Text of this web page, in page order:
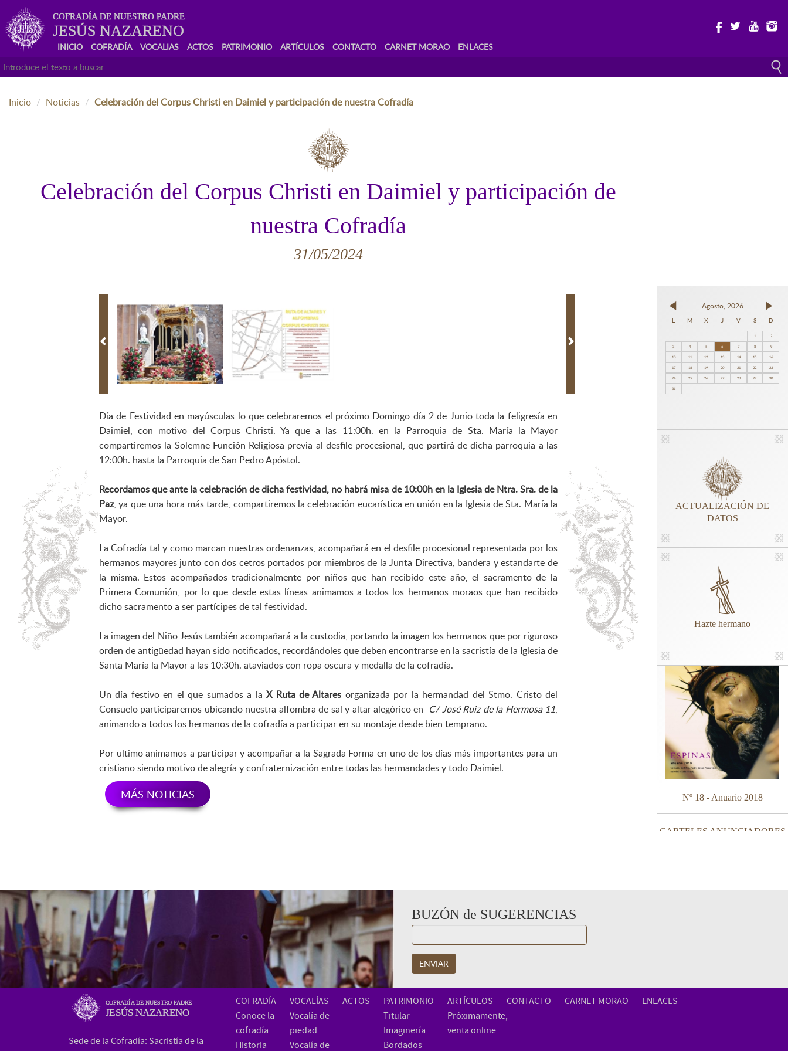
COFRADÍA DE NUESTRO PADRE
JESÚS NAZARENO
INICIO COFRADÍA VOCALIAS ACTOS PATRIMONIO ARTÍCULOS CONTACTO CARNET MORAO ENLACES
Inicio Noticias Celebración del Corpus Christi en Daimiel y participación de nuestra Cofradía
Celebración del Corpus Christi en Daimiel y participación de
nuestra Cofradía
31/05/2024
Día de Festividad en mayúsculas lo que celebraremos el próximo Domingo día 2 de Junio toda la feligresía en
Daimiel, con motivo del Corpus Christi. Ya que a las 11:00h. en la Parroquia de Sta. María la Mayor
compartiremos la Solemne Función Religiosa previa al desfile procesional, que partirá de dicha parroquia a las
12:00h. hasta la Parroquia de San Pedro Apóstol.
Recordamos que ante la celebración de dicha festividad, no habrá misa de 10:00h en la Iglesia de Ntra. Sra. de la
Paz, ya que una hora más tarde, compartiremos la celebración eucarística en unión en la Iglesia de Sta. María la
Mayor.
La Cofradía tal y como marcan nuestras ordenanzas, acompañará en el desfile procesional representada por los
hermanos mayores junto con dos cetros portados por miembros de la Junta Directiva, bandera y estandarte de
la misma. Estos acompañados tradicionalmente por niños que han recibido este año, el sacramento de la
Primera Comunión, por lo que desde estas líneas animamos a todos los hermanos moraos que han recibido
dicho sacramento a ser partícipes de tal festividad.
La imagen del Niño Jesús también acompañará a la custodia, portando la imagen los hermanos que por riguroso
orden de antigüedad hayan sido notificados, recordándoles que deben encontrarse en la sacristía de la Iglesia de
Santa María la Mayor a las 10:30h. ataviados con ropa oscura y medalla de la cofradía.
Un día festivo en el que sumados a laX Ruta de Altares organizada por la hermandad del Stmo. Cristo del
Consuelo participaremos ubicando nuestra alfombra de sal y altar alegórico en C/ José Ruiz de la Hermosa 11,
animando a todos los hermanos de la cofradía a participar en su montaje desde bien temprano.
Por ultimo animamos a participar y acompañar a la Sagrada Forma en uno de los días más importantes para un
cristiano siendo motivo de alegría y confraternización entre todas las hermandades y todo Daimiel.
MÁS NOTICIAS
Agosto, 2026
L M X J V S D
1
2
3
4 5 6 7 8
9
10
11 12 13 14 15
16
17
18 19 20 21 22
23
24
25 26 27 28 29
30
31
ACTUALIZACIÓN DE
DATOS
Hazte hermano
Nº 18 - Anuario 2018
CARTELES ANUNCIADORES
BUZÓN de SUGERENCIAS
ENVIAR
COFRADÍA DE NUESTRO PADRE
JESÚS NAZARENO
Sede de la Cofradía: Sacristía de la
COFRADÍA
Conoce la
cofradía
Historia
VOCALÍAS
Vocalía de
piedad
Vocalía de
ACTOS
PATRIMONIO
Titular
Imaginería
Bordados
ARTÍCULOS
Próximamente,
venta online
CONTACTO CARNET MORAO ENLACES